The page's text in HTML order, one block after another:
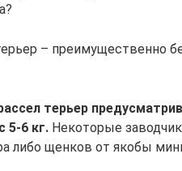
– преимущественно
терьер
5-6 кг. Некоторые
либо щенков от якобы